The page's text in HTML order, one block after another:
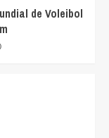
de Voleibol